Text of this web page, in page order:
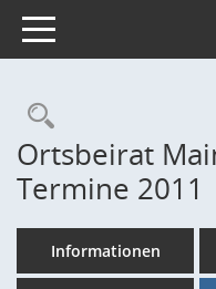
Toggle navigation
Ortsbeirat
Termine 2011
Informationen